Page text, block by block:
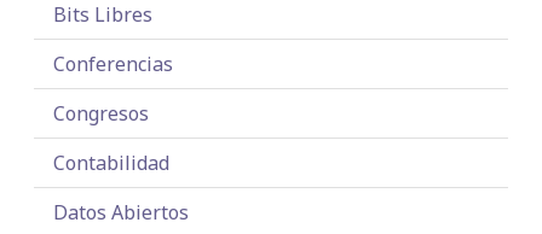
Bits Libres
Conferencias
Congresos
Contabilidad
Datos Abiertos